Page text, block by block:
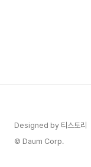
Designed by 티스토리
© Daum Corp.